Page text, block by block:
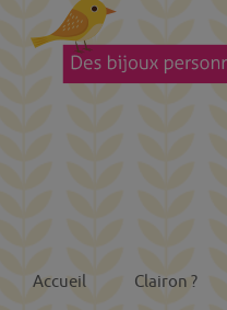
Accueil Clairon ?